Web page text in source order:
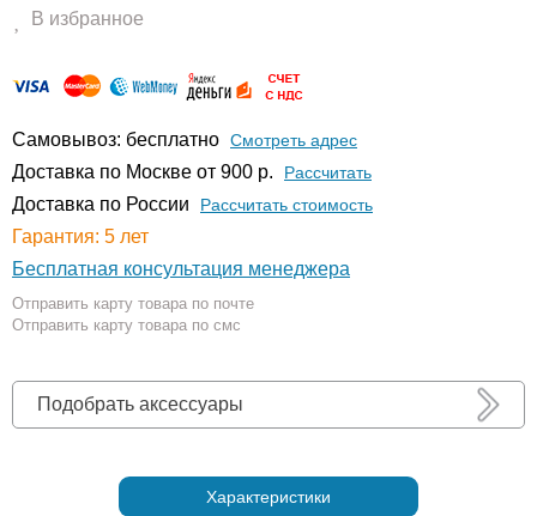
В избранное
Самовывоз: бесплатно Смотреть адрес
Доставка по Москве от 900 р. Расcчитать
Доставка по России Рассчитать стоимость
Гарантия: 5 лет
Бесплатная консультация менеджера
Отправить карту товара по почте
Отправить карту товара по смс
Подобрать аксессуары
Характеристики